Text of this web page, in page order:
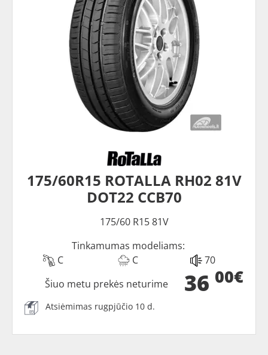
175/60R15 ROTALLA RH02 81V
DOT22 CCB70
175/60 R15 81V
Tinkamumas modeliams:
C
C 70
36 00€
Šiuo metu prekės neturime
Atsiėmimas rugpjūčio 10 d.